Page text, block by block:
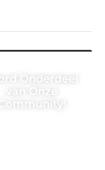
Onderdeel
van Onze
Community!